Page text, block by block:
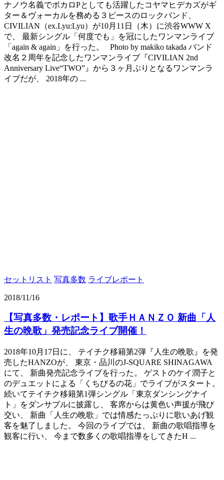
ナノウ名義でボカロPとしても活躍したコヤマヒデカズがギ
ター＆ヴォーカルを務める３ピースのロックバンド、
CIVILIAN（ex.Lyu:Lyu）が10月11日（木）に渋谷WWW X
で、 最新シングル「何度でも」を冠にしたワンマンライブ
「again & again」を行った。 Photo by makiko takada バンド
改名２周年を記念したワンマンライブ『CIVILIAN 2nd
Anniversary Live“TWO”』から３ヶ月ぶりとなるワンマンラ
イブだが、 2018年の ...
セットリスト 写真多数 ライブレポート
2018/11/16
【写真多数・レポート】歌手ＨＡＮＺＯ 新曲「人
生の晩歌」発売記念ライブ開催！
2018年10月17日に、 テイチク移籍第2弾『人生の晩歌』を発
売したHANZOが、 東京・品川のJ-SQUARE SHINAGAWA
にて、 新曲発売記念ライブを行った。 ゲストのケイ潤子と
のデュエットによる「くちびるの花」でライブがスタート。
続いてテイチク移籍第1弾シングル「東京ダンシングナイ
ト」をダンサブルに披露し、 客席からは黄色い声援が飛び
交い、 新曲「人生の晩歌」では情感たっぷりに歌いあげ観
客を魅了しました。 今回のライブでは、 新曲の歌唱指導を
観客に行い、 今まで数多くの歌唱指導をしてきたH ...